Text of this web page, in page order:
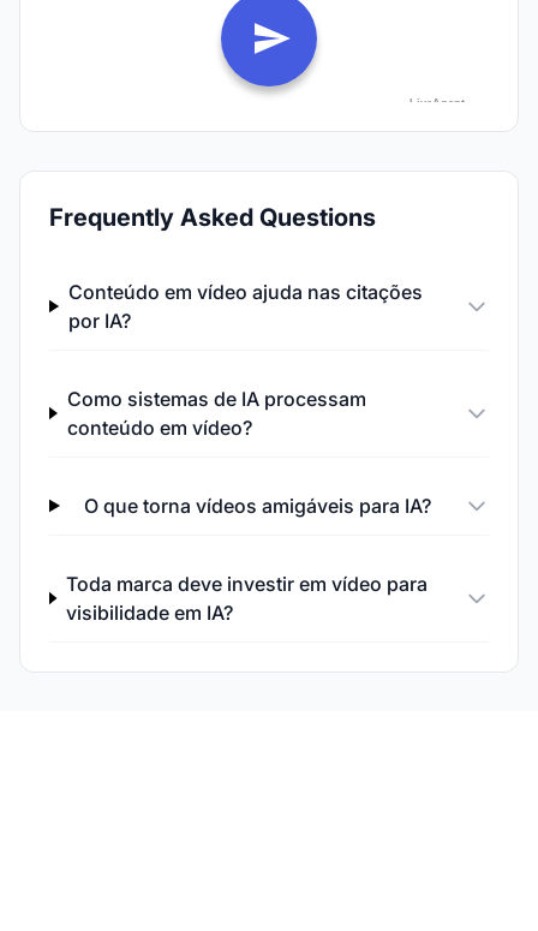
Frequently Asked Questions
Conteúdo em vídeo ajuda nas citações
por IA?
Como sistemas de IA processam
conteúdo em vídeo?
O que torna vídeos amigáveis para IA?
Toda marca deve investir em vídeo para
visibilidade em IA?